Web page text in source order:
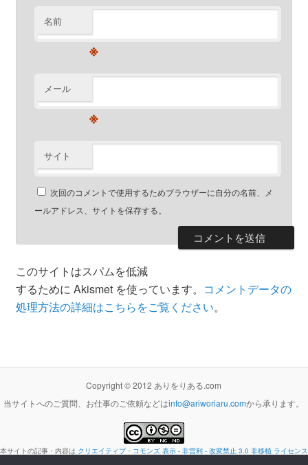
名前
※
メール
※
サイト
次回のコメントで使用するためブラウザーに自分の名前、メ
ールアドレス、サイトを保存する。
このサイトはスパムを低減
するために Akismet を使っています。 コメントデータの
処理方法の詳細はこちらをご覧ください。
Copyright © 2012 ありをりある.com
当サイトへのご質問、お仕事のご依頼などはinfo@ariworiaru.comから承ります。
本サイトの記事・内容は クリエイティブ・コモンズ 表示 - 非営利 - 改変禁止 3.0 非移植 ライセンス